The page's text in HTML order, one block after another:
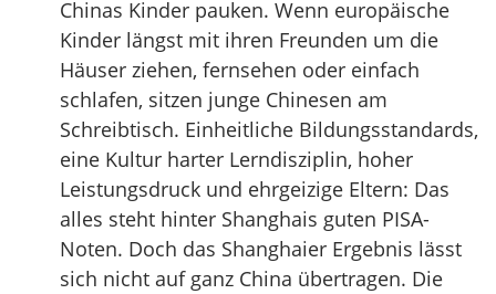
Chinas Kinder pauken. Wenn europäische
Kinder längst mit ihren Freunden um die
Häuser ziehen, fernsehen oder einfach
schlafen, sitzen junge Chinesen am
Schreibtisch. Einheitliche Bildungsstandards,
eine Kultur harter Lerndisziplin, hoher
Leistungsdruck und ehrgeizige Eltern: Das
alles steht hinter Shanghais guten PISA-
Noten. Doch das Shanghaier Ergebnis lässt
sich nicht auf ganz China übertragen. Die